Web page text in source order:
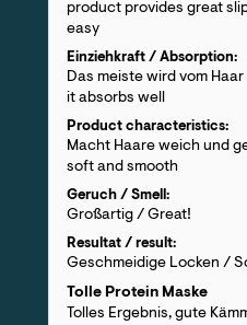
product provides great
easy
Einziehkraft / Absorption:
Das meiste wird vom
it absorbs well
Product characteristics:
Macht Haare weich und
soft and smooth
Geruch / Smell:
Großartig / Great!
Resultat / result:
Geschmeidige Locken /
Tolle Protein Maske
Tolles Ergebnis, gute